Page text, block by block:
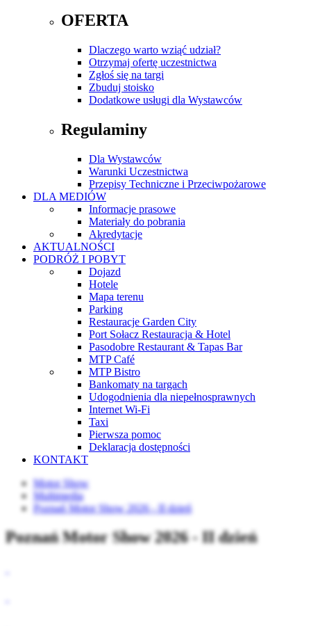
OFERTA
Dlaczego warto wziąć udział?
Otrzymaj ofertę uczestnictwa
Zgłoś się na targi
Zbuduj stoisko
Dodatkowe usługi dla Wystawców
Regulaminy
Dla Wystawców
Warunki Uczestnictwa
Przepisy Techniczne i Przeciwpożarowe
DLA MEDIÓW
Informacje prasowe
Materiały do pobrania
Akredytacje
AKTUALNOŚCI
PODRÓŻ I POBYT
Dojazd
Hotele
Mapa terenu
Parking
Restauracje Garden City
Port Sołacz Restauracja & Hotel
Pasodobre Restaurant & Tapas Bar
MTP Café
MTP Bistro
Bankomaty na targach
Udogodnienia dla niepełnosprawnych
Internet Wi-Fi
Taxi
Pierwsza pomoc
Deklaracja dostępności
KONTAKT
Motor Show
Multimedia
Poznań Motor Show 2026 - II dzień
Poznań Motor Show 2026 - II dzień